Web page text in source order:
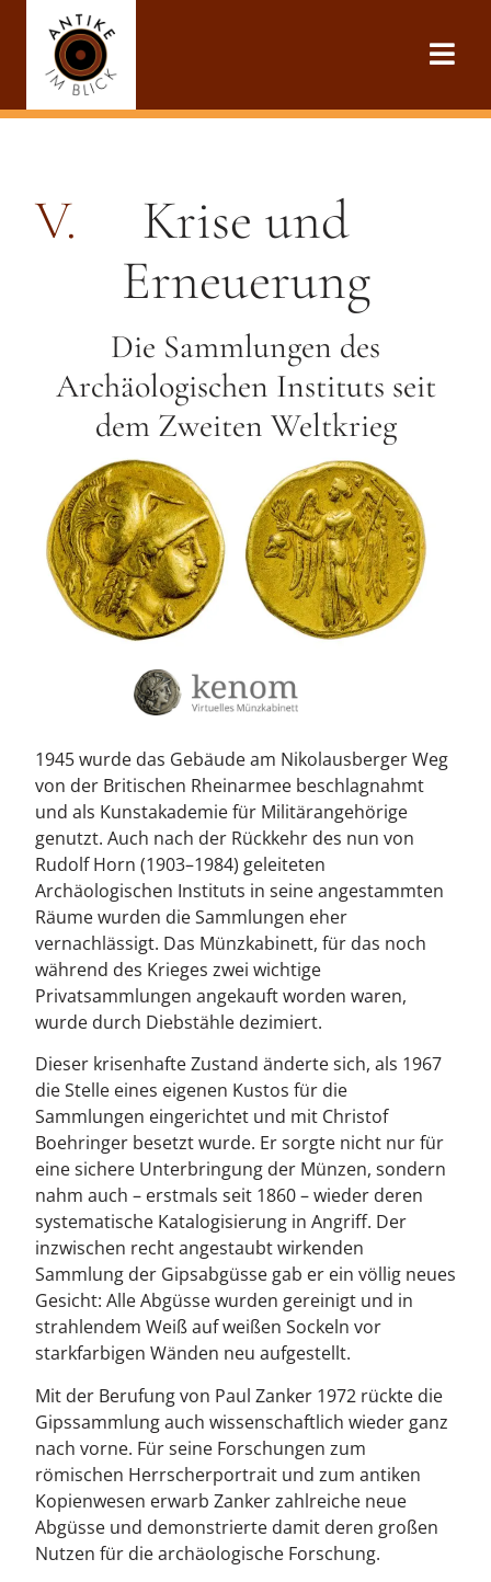
V.
Krise und
Erneuerung
Die Sammlungen des
Archäologischen Instituts seit
dem Zweiten Weltkrieg
1945 wurde das Gebäude am Nikolausberger Weg
von der Britischen Rheinarmee beschlagnahmt
und als Kunstakademie für Militärangehörige
genutzt. Auch nach der Rückkehr des nun von
Rudolf Horn (1903–1984) geleiteten
Archäologischen Instituts in seine angestammten
Räume wurden die Sammlungen eher
vernachlässigt. Das Münzkabinett, für das noch
während des Krieges zwei wichtige
Privatsammlungen angekauft worden waren,
wurde durch Diebstähle dezimiert.
Dieser krisenhafte Zustand änderte sich, als 1967
die Stelle eines eigenen Kustos für die
Sammlungen eingerichtet und mit Christof
Boehringer besetzt wurde. Er sorgte nicht nur für
eine sichere Unterbringung der Münzen, sondern
nahm auch – erstmals seit 1860 – wieder deren
systematische Katalogisierung in Angriff. Der
inzwischen recht angestaubt wirkenden
Sammlung der Gipsabgüsse gab er ein völlig neues
Gesicht: Alle Abgüsse wurden gereinigt und in
strahlendem Weiß auf weißen Sockeln vor
starkfarbigen Wänden neu aufgestellt.
Mit der Berufung von Paul Zanker 1972 rückte die
Gipssammlung auch wissenschaftlich wieder ganz
nach vorne. Für seine Forschungen zum
römischen Herrscherportrait und zum antiken
Kopienwesen erwarb Zanker zahlreiche neue
Abgüsse und demonstrierte damit deren großen
Nutzen für die archäologische Forschung.